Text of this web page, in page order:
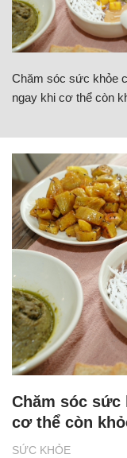
Chăm sóc sức khỏe
ngay khi cơ thể còn
SỨC KHỎE
Chăm sóc sức
cơ thể còn